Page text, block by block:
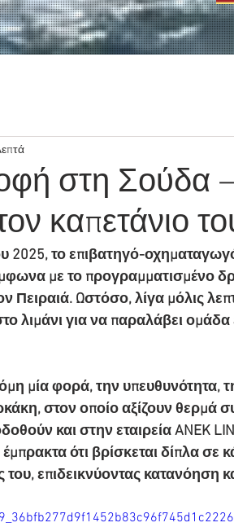
στη Σούδα
καπετάνιο
2025, το επιβατηγό-
με το προγραμματισμένο
Πειραιά. Ωστόσο, λίγα μόλις
λιμάνι για να παραλάβει
μία φορά, την υπευθυνότητα,
στον οποίο αξίζουν θερμά
και στην εταιρεία ANEK
έμπρακτα ότι βρίσκεται δίπλα σε
του, επιδεικνύοντας κατανόηση